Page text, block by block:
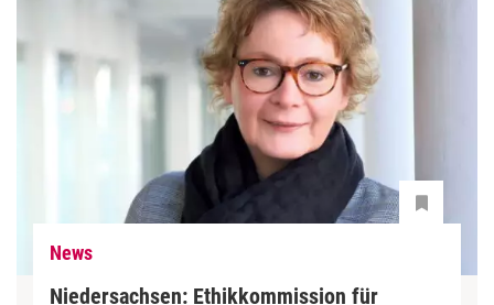
News
Niedersachsen: Ethikkommission für